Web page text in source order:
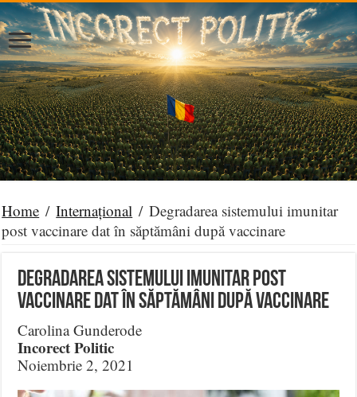
Home / Internațional / Degradarea sistemului imunitar
post vaccinare dat în săptămâni după vaccinare
Degradarea sistemului imunitar post
vaccinare dat în săptămâni după vaccinare
Carolina Gunderode
Incorect Politic
Noiembrie 2, 2021